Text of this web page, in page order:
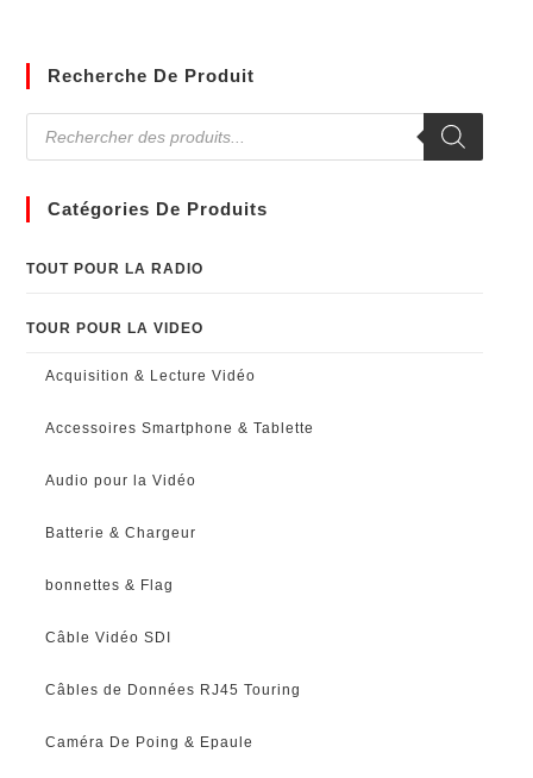
Recherche De Produit
Catégories De Produits
TOUT POUR LA RADIO
TOUR POUR LA VIDEO
Acquisition & Lecture Vidéo
Accessoires Smartphone & Tablette
Audio pour la Vidéo
Batterie & Chargeur
bonnettes & Flag
Câble Vidéo SDI
Câbles de Données RJ45 Touring
Caméra De Poing & Epaule